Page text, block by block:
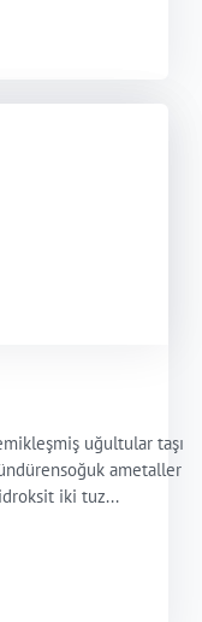
uğultular taşı
ametaller
iki tuz...